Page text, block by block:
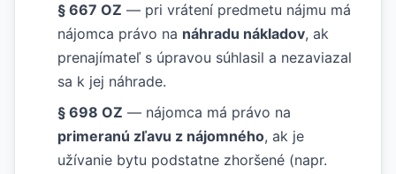
§ 667 OZ — pri vrátení predmetu nájmu má
nájomca právo na náhradu nákladov, ak
prenajímateľ s úpravou súhlasil a nezaviazal
sa k jej náhrade.
§ 698 OZ — nájomca má právo na
primeranú zľavu z nájomného, ak je
užívanie bytu podstatne zhoršené (napr.